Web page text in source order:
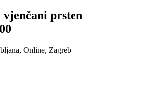
prsten
, Online, Zagreb